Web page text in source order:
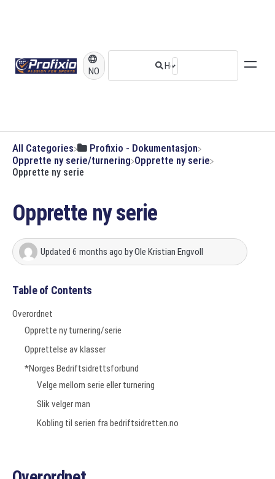
NO
All Categories
​Profixio - Dokumentasjon
​Opprette ny serie/turnering ​Opprette ny serie
Opprette ny serie
Opprette ny serie
Updated 6 months ago byOle Kristian Engvoll
Table of Contents
Overordnet
Opprette ny turnering/serie
Opprettelse av klasser
*Norges Bedriftsidrettsforbund
Velge mellom serie eller turnering
Slik velger man
Kobling til serien fra bedriftsidretten.no